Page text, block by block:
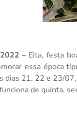
– Eita, festa
essa época
dias 21, 22 e 23/
de quinta,